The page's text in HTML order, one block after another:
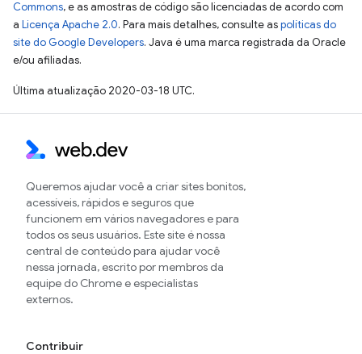
Commons, e as amostras de código são licenciadas de acordo com
a Licença Apache 2.0. Para mais detalhes, consulte aspolíticas do
site do Google Developers. Java é uma marca registrada da Oracle
e/ou afiliadas.
Última atualização 2020-03-18 UTC.
Queremos ajudar você a criar sites bonitos,
acessíveis, rápidos e seguros que
funcionem em vários navegadores e para
todos os seus usuários. Este site é nossa
central de conteúdo para ajudar você
nessa jornada, escrito por membros da
equipe do Chrome e especialistas
externos.
Contribuir